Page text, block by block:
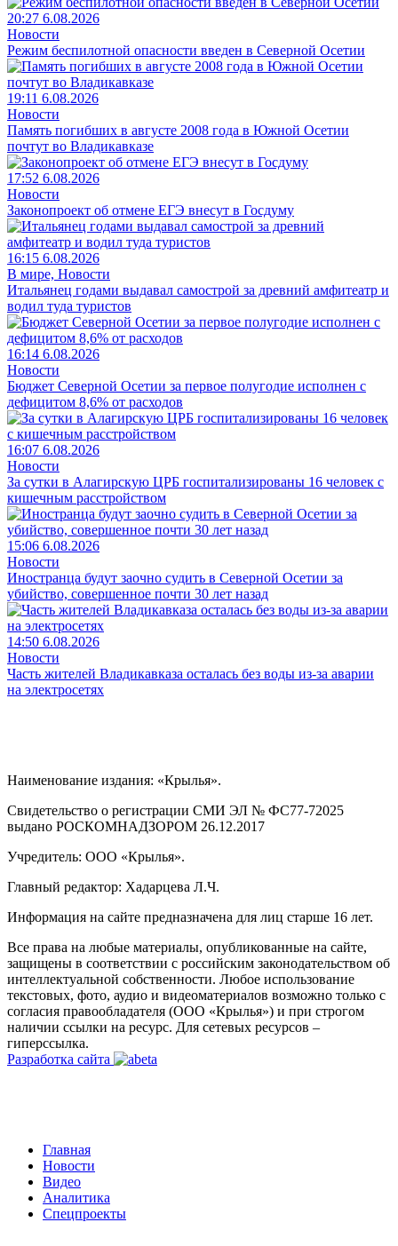
20:27 6.08.2026
Новости
Режим беспилотной опасности введен в Северной Осетии
19:11 6.08.2026
Новости
Память погибших в августе 2008 года в Южной Осетии
почтут во Владикавказе
17:52 6.08.2026
Новости
Законопроект об отмене ЕГЭ внесут в Госдуму
16:15 6.08.2026
В мире, Новости
Итальянец годами выдавал самострой за древний амфитеатр и
водил туда туристов
16:14 6.08.2026
Новости
Бюджет Северной Осетии за первое полугодие исполнен с
дефицитом 8,6% от расходов
16:07 6.08.2026
Новости
За сутки в Алагирскую ЦРБ госпитализированы 16 человек с
кишечным расстройством
15:06 6.08.2026
Новости
Иностранца будут заочно судить в Северной Осетии за
убийство, совершенное почти 30 лет назад
14:50 6.08.2026
Новости
Часть жителей Владикавказа осталась без воды из-за аварии
на электросетях
Наименование издания: «Крылья».
Свидетельство о регистрации СМИ ЭЛ № ФС77-72025
выдано РОСКОМНАДЗОРОМ 26.12.2017
Учредитель: ООО «Крылья».
Главный редактор: Хадарцева Л.Ч.
Информация на сайте предназначена для лиц старше 16 лет.
Все права на любые материалы, опубликованные на сайте,
защищены в соответствии с российским законодательством об
интеллектуальной собственности. Любое использование
текстовых, фото, аудио и видеоматериалов возможно только с
согласия правообладателя (ООО «Крылья») и при строгом
наличии ссылки на ресурс. Для сетевых ресурсов –
гиперссылка.
Разработка сайта
Главная
Новости
Видео
Аналитика
Спецпроекты